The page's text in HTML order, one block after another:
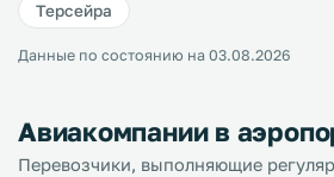
Терсейра
Данные по состоянию на 03.08.2026
Авиакомпании в
Перевозчики, выполняющие